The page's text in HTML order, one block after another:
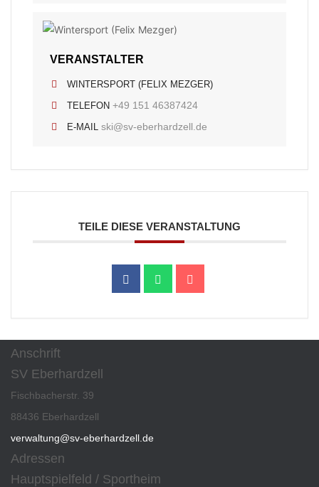
VERANSTALTER
WINTERSPORT (FELIX MEZGER)
TELEFON +49 151 46387424
E-MAIL ski@sv-eberhardzell.de
TEILE DIESE VERANSTALTUNG
Anschrift
SV Eberhardzell
Fischbacherstr. 39
88436 Eberhardzell
verwaltung@sv-eberhardzell.de
Adressen
Hauptspielfeld / Sportheim